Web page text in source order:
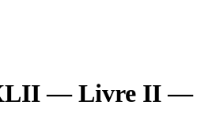
— Livre II —